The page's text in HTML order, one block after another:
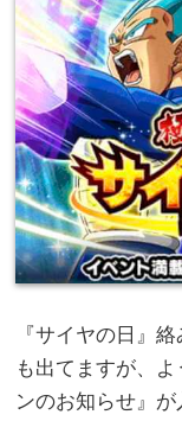
『サイヤの日』
も出てますが、
ンのお知らせ』が